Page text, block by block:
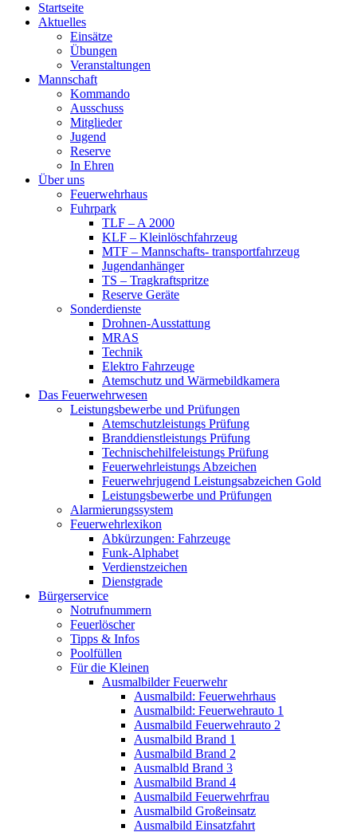
Startseite
Aktuelles
Einsätze
Übungen
Veranstaltungen
Mannschaft
Kommando
Ausschuss
Mitglieder
Jugend
Reserve
In Ehren
Über uns
Feuerwehrhaus
Fuhrpark
TLF – A 2000
KLF – Kleinlöschfahrzeug
MTF – Mannschafts- transportfahrzeug
Jugendanhänger
TS – Tragkraftspritze
Reserve Geräte
Sonderdienste
Drohnen-Ausstattung
MRAS
Technik
Elektro Fahrzeuge
Atemschutz und Wärmebildkamera
Das Feuerwehrwesen
Leistungsbewerbe und Prüfungen
Atemschutzleistungs Prüfung
Branddienstleistungs Prüfung
Technischehilfeleistungs Prüfung
Feuerwehrleistungs Abzeichen
Feuerwehrjugend Leistungsabzeichen Gold
Leistungsbewerbe und Prüfungen
Alarmierungssystem
Feuerwehrlexikon
Abkürzungen: Fahrzeuge
Funk-Alphabet
Verdienstzeichen
Dienstgrade
Bürgerservice
Notrufnummern
Feuerlöscher
Tipps & Infos
Poolfüllen
Für die Kleinen
Ausmalbilder Feuerwehr
Ausmalbild: Feuerwehrhaus
Ausmalbild: Feuerwehrauto 1
Ausmalbild Feuerwehrauto 2
Ausmalbild Brand 1
Ausmalbild Brand 2
Ausmalbld Brand 3
Ausmalbild Brand 4
Ausmalbild Feuerwehrfrau
Ausmalbild Großeinsatz
Ausmalbild Einsatzfahrt